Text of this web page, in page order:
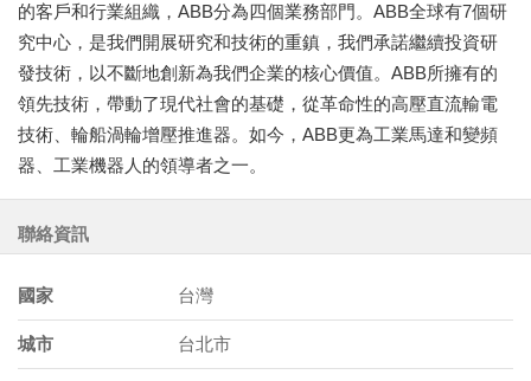
的客戶和行業組織，ABB分為四個業務部門。ABB全球有7個研
究中心，是我們開展研究和技術的重鎮，我們承諾繼續投資研
發技術，以不斷地創新為我們企業的核心價值。ABB所擁有的
領先技術，帶動了現代社會的基礎，從革命性的高壓直流輸電
技術、輪船渦輪增壓推進器。如今，ABB更為工業馬達和變頻
器、工業機器人的領導者之一。
聯絡資訊
國家 台灣
城市 台北市